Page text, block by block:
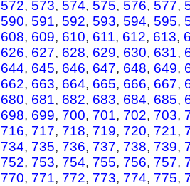
572, 573, 574, 575, 576, 577,
590, 591, 592, 593, 594, 595,
608, 609, 610, 611, 612, 613,
626, 627, 628, 629, 630, 631,
644, 645, 646, 647, 648, 649,
662, 663, 664, 665, 666, 667,
680, 681, 682, 683, 684, 685,
698, 699, 700, 701, 702, 703,
716, 717, 718, 719, 720, 721,
734, 735, 736, 737, 738, 739,
752, 753, 754, 755, 756, 757,
770, 771, 772, 773, 774, 775,